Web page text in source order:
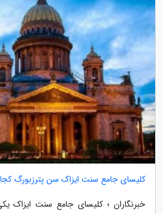
کلیسای جامع سنت ایزاک سن پترزبورگ
خبرنگاران ؛ کلیسای جامع سنت ایزاک